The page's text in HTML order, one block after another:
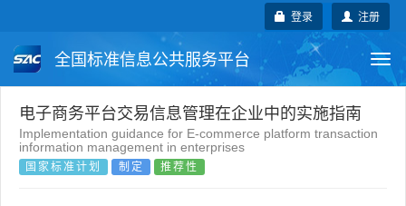
注册
登录
全国标准信息公共服务平台
国家标准 行业标准 地方标准
团体标准 企业标准
电子商务平台交易信息管理在企业中的实施指南
Implementation guidance for E-commerce platform transaction
information management in enterprises
国家标准计划 制定 推荐性